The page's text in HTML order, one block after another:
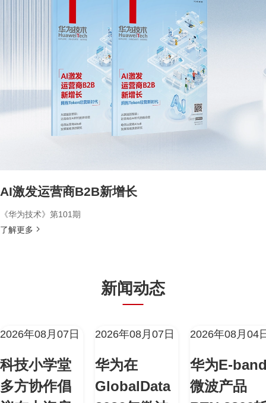
AI激发运营商B2B新增长
《华为技术》第101期
了解更多
新闻动态
2026年08月07日
科技小学堂
多方协作倡
2026年08月07日
华为在
GlobalData
2026年08月04
华为E-
微波产品